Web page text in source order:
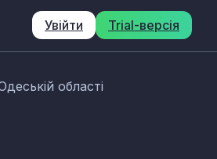
Увійти Trial-версія
області